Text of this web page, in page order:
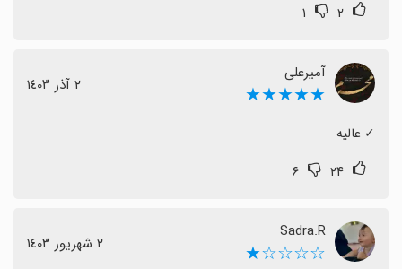
۲ ۱
آمیرعلی
★★★★★ ٢ آذر ١٤٠٣
‏✓ عالیه
۲۴ ۶
Sadra.R
☆☆☆☆★ ٢ شهریور ١٤٠٣